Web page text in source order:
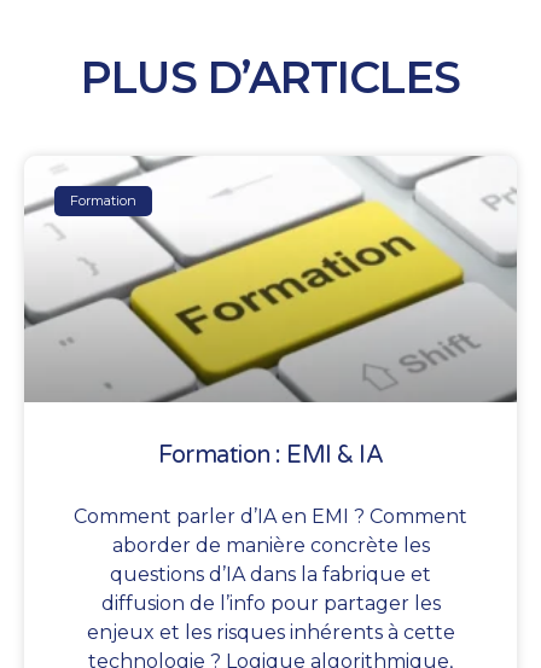
PLUS D’ARTICLES
Formation
Formation : EMI & IA
Comment parler d’IA en EMI ? Comment
aborder de manière concrète les
questions d’IA dans la fabrique et
diffusion de l’info pour partager les
enjeux et les risques inhérents à cette
technologie ? Logique algorithmique,